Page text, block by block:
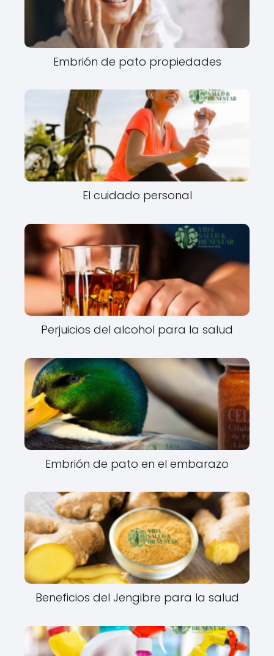
Embrión de pato propiedades
El cuidado personal
Perjuicios del alcohol para la salud
Embrión de pato en el embarazo
Beneficios del Jengibre para la salud